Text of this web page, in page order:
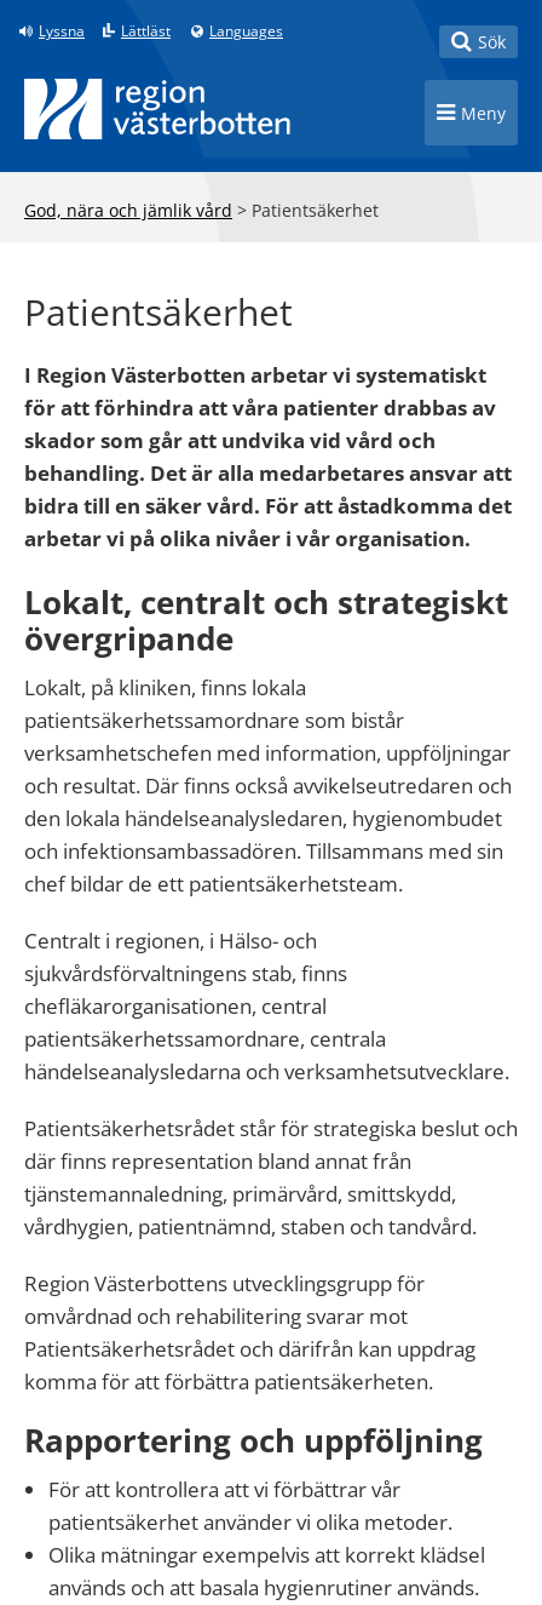
Till innehåll på sidan
Lyssna Lättläst Languages Toggle
Sök
Toggle
Meny
God, nära och jämlik vård > Patientsäkerhet
Patientsäkerhet
I Region Västerbotten arbetar vi systematiskt
för att förhindra att våra patienter drabbas av
skador som går att undvika vid vård och
behandling. Det är alla medarbetares ansvar att
bidra till en säker vård. För att åstadkomma det
arbetar vi på olika nivåer i vår organisation.
Lokalt, centralt och strategiskt
övergripande
Lokalt, på kliniken, finns lokala
patientsäkerhetssamordnare som bistår
verksamhetschefen med information, uppföljningar
och resultat. Där finns också avvikelseutredaren och
den lokala händelseanalysledaren, hygienombudet
och infektionsambassadören. Tillsammans med sin
chef bildar de ett patientsäkerhetsteam.
Centralt i regionen, i Hälso- och
sjukvårdsförvaltningens stab, finns
chefläkarorganisationen, central
patientsäkerhetssamordnare, centrala
händelseanalysledarna och verksamhetsutvecklare.
Patientsäkerhetsrådet står för strategiska beslut och
där finns representation bland annat från
tjänstemannaledning, primärvård, smittskydd,
vårdhygien, patientnämnd, staben och tandvård.
Region Västerbottens utvecklingsgrupp för
omvårdnad och rehabilitering svarar mot
Patientsäkerhetsrådet och därifrån kan uppdrag
komma för att förbättra patientsäkerheten.
Rapportering och uppföljning
För att kontrollera att vi förbättrar vår
patientsäkerhet använder vi olika metoder.
Olika mätningar exempelvis att korrekt klädsel
används och att basala hygienrutiner används.